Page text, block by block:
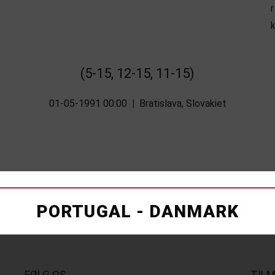
(5-15, 12-15, 11-15)
01-05-1991 00:00 Bratislava, Slovakiet
PORTUGAL - DANMARK